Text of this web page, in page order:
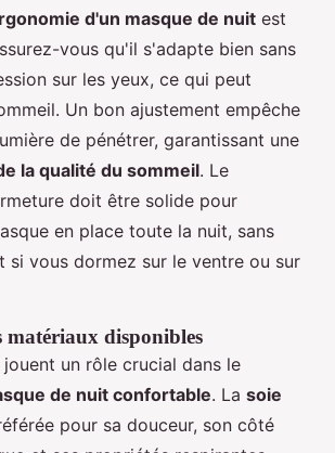
d'un masque de nuit est
vous qu'il s'adapte bien sans
sur les yeux, ce qui peut
Un bon ajustement empêche
de pénétrer, garantissant une
la qualité du sommeil. Le
doit être solide pour
en place toute la nuit, sans
si vous dormez sur le ventre ou sur
matériaux disponibles
un rôle crucial dans le
de nuit confortable. La soie
pour sa douceur, son côté